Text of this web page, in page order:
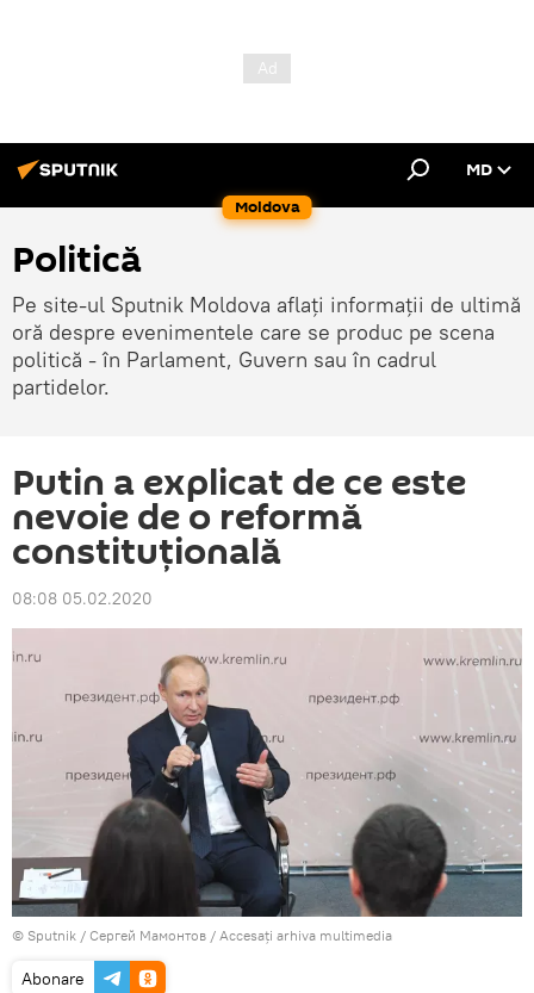
Moldova
MD
Politică
Pe site-ul Sputnik Moldova aflați informații de ultimă
oră despre evenimentele care se produc pe scena
politică - în Parlament, Guvern sau în cadrul
partidelor.
Putin a explicat de ce este
nevoie de o reformă
constituțională
08:08 05.02.2020
© Sputnik / Сергей Мамонтов / Accesați arhiva multimedia
Abonare